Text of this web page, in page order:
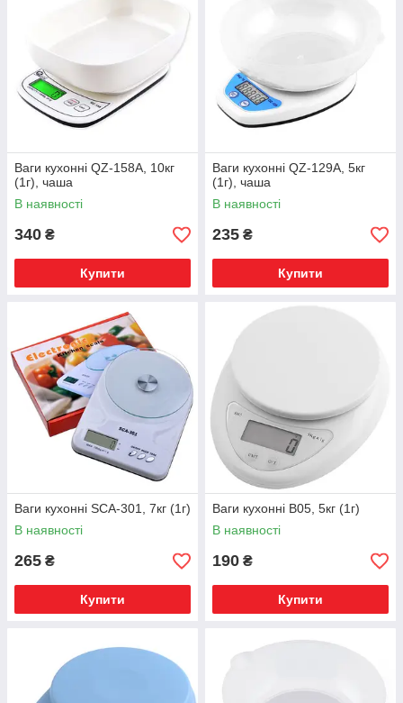
Ваги кухонні QZ-158A, 10кг
(1г), чаша
В наявності
340 ₴
Купити
Ваги кухонні QZ-129A, 5кг
(1г), чаша
В наявності
235 ₴
Купити
Ваги кухонні SCA-301, 7кг (1г)
В наявності
265 ₴
Купити
Ваги кухонні B05, 5кг (1г)
В наявності
190 ₴
Купити